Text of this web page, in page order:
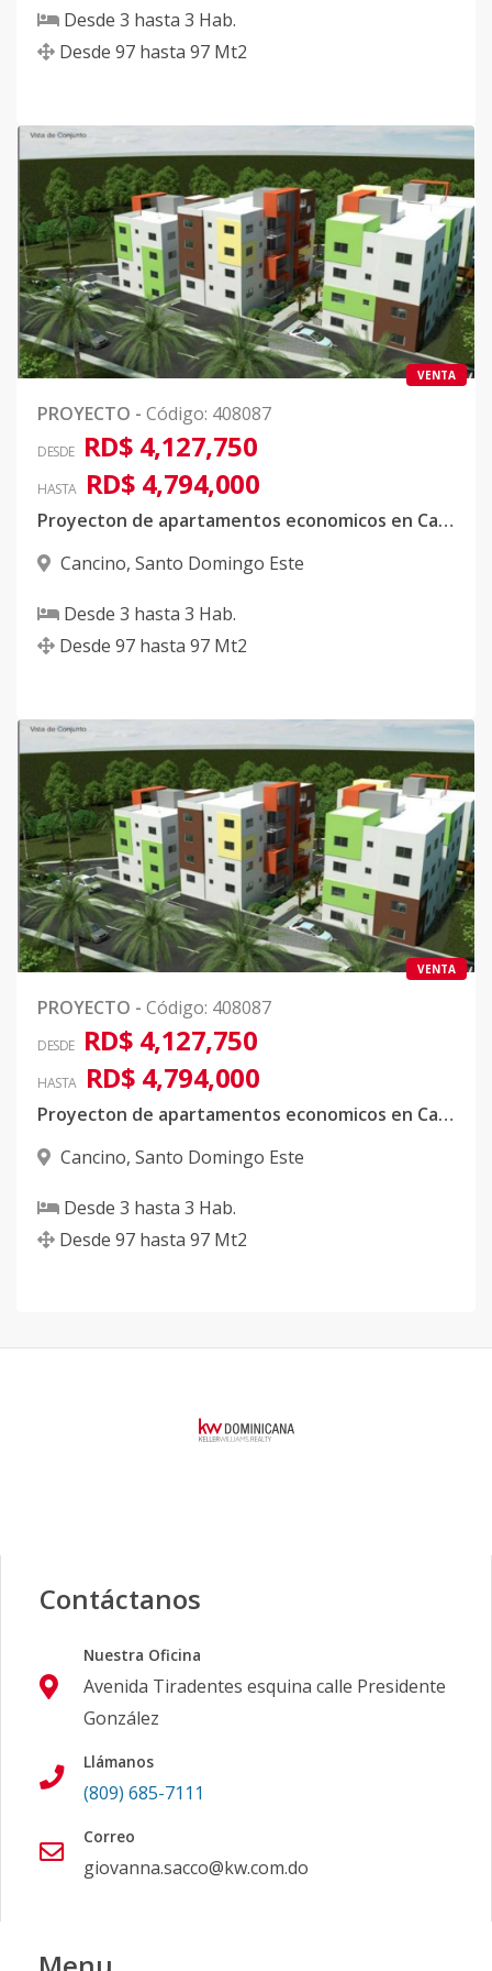
Desde 3 hasta 3 Hab.
Desde 97 hasta 97 Mt2
VENTA
PROYECTO - Código: 408087
DESDE RD$ 4,127,750
HASTA RD$ 4,794,000
Proyecton de apartamentos economicos en Cancino con FIDECOMISO
Cancino, Santo Domingo Este
Desde 3 hasta 3 Hab.
Desde 97 hasta 97 Mt2
VENTA
PROYECTO - Código: 408087
DESDE RD$ 4,127,750
HASTA RD$ 4,794,000
Proyecton de apartamentos economicos en Cancino con FIDECOMISO
Cancino, Santo Domingo Este
Desde 3 hasta 3 Hab.
Desde 97 hasta 97 Mt2
Contáctanos
Nuestra Oficina
Avenida Tiradentes esquina calle Presidente
González
Llámanos
(809) 685-7111
Correo
giovanna.sacco@kw.com.do